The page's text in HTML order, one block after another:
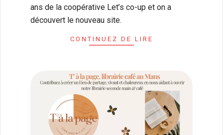
ans de la coopérative Let’s co-up et on a
découvert le nouveau site.
CONTINUEZ DE LIRE